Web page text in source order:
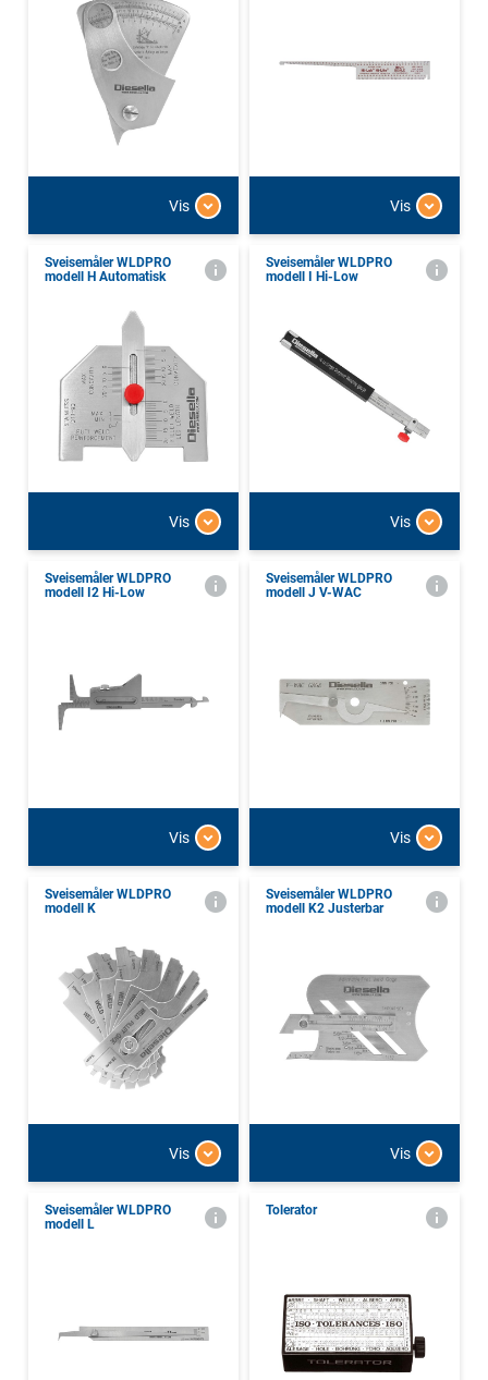
Vis Vis
Sveisemåler WLDPRO
modell H Automatisk
Vis
Sveisemåler WLDPRO
modell I Hi-Low
Vis
Sveisemåler WLDPRO
modell I2 Hi-Low
Vis
Sveisemåler WLDPRO
modell J V-WAC
Vis
Sveisemåler WLDPRO
modell K
Vis
Sveisemåler WLDPRO
modell K2 Justerbar
Vis
Sveisemåler WLDPRO
modell L
Tolerator